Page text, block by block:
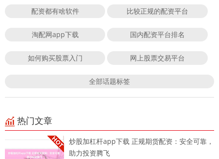
配资都有啥软件 比较正规的配资平台
淘配网app下载 国内配资平台排名
如何购买股票入门 网上股票交易平台
全部话题标签
热门文章
炒股加杠杆app下载 正规期货配资：安全可靠，
助力投资腾飞